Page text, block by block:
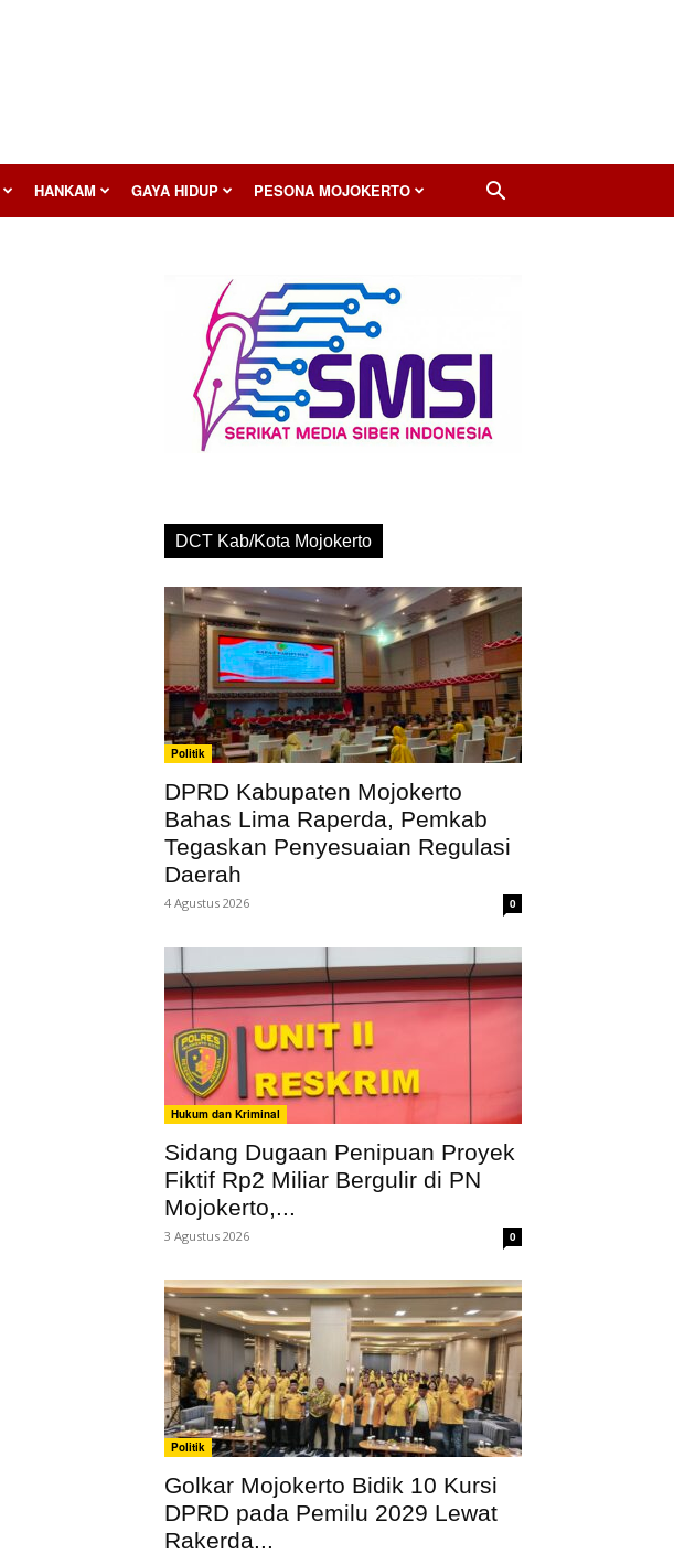
HANKAM GAYA HIDUP PESONA MOJOKERTO
DCT Kab/Kota Mojokerto
Politik
DPRD Kabupaten Mojokerto
Bahas Lima Raperda, Pemkab
Tegaskan Penyesuaian Regulasi
Daerah
4 Agustus 2026 0
Hukum dan Kriminal
Sidang Dugaan Penipuan Proyek
Fiktif Rp2 Miliar Bergulir di PN
Mojokerto,...
3 Agustus 2026 0
Politik
Golkar Mojokerto Bidik 10 Kursi
DPRD pada Pemilu 2029 Lewat
Rakerda...